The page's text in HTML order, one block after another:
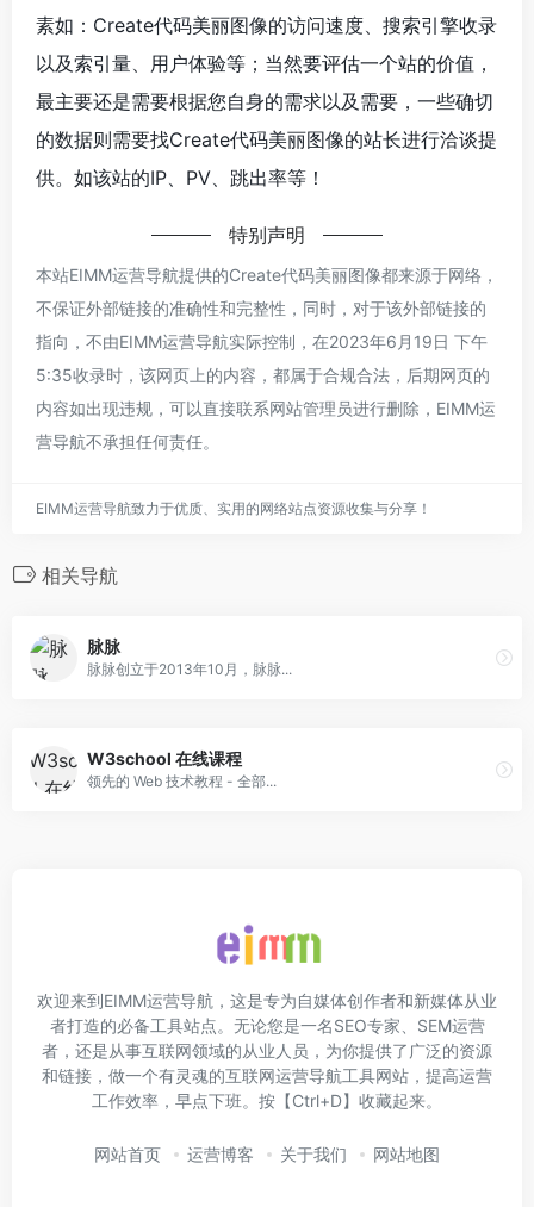
素如：Create代码美丽图像的访问速度、搜索引擎收录
以及索引量、用户体验等；当然要评估一个站的价值，
最主要还是需要根据您自身的需求以及需要，一些确切
的数据则需要找Create代码美丽图像的站长进行洽谈提
供。如该站的IP、PV、跳出率等！
特别声明
本站EIMM运营导航提供的Create代码美丽图像都来源于网络，
不保证外部链接的准确性和完整性，同时，对于该外部链接的
指向，不由EIMM运营导航实际控制，在2023年6月19日 下午
5:35收录时，该网页上的内容，都属于合规合法，后期网页的
内容如出现违规，可以直接联系网站管理员进行删除，EIMM运
营导航不承担任何责任。
EIMM运营导航致力于优质、实用的网络站点资源收集与分享！
相关导航
脉脉
脉脉创立于2013年10月，脉脉...
W3school 在线课程
领先的 Web 技术教程 - 全部...
欢迎来到EIMM运营导航，这是专为自媒体创作者和新媒体从业
者打造的必备工具站点。无论您是一名SEO专家、SEM运营
者，还是从事互联网领域的从业人员，为你提供了广泛的资源
和链接，做一个有灵魂的互联网运营导航工具网站，提高运营
工作效率，早点下班。按【Ctrl+D】收藏起来。
网站首页 运营博客 关于我们 网站地图